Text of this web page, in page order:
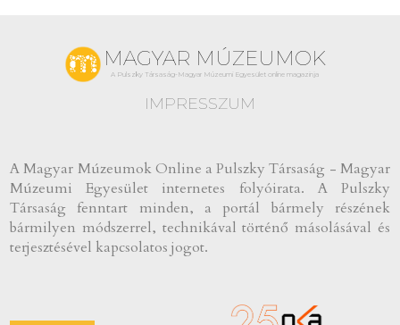
MAGYAR MÚZEUMOK
A Pulszky Társaság-Magyar Múzeumi Egyesület online magazinja
IMPRESSZUM
A Magyar Múzeumok Online a Pulszky Társaság - Magyar
Múzeumi Egyesület internetes folyóirata. A Pulszky
Társaság fenntart minden, a portál bármely részének
bármilyen módszerrel, technikával történő másolásával és
terjesztésével kapcsolatos jogot.